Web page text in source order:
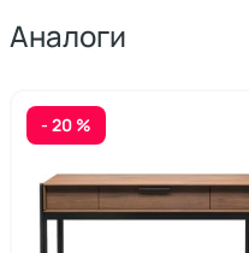
Аналоги
- 20 %